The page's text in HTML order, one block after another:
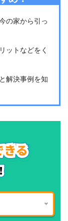
の家から引っ
ットなどをく
解決事例を知